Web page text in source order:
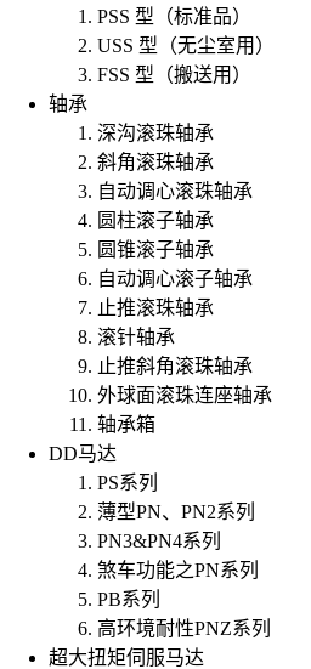
PSS 型（标准品）
USS 型（无尘室用）
FSS 型（搬送用）
轴承
深沟滚珠轴承
斜角滚珠轴承
自动调心滚珠轴承
圆柱滚子轴承
圆锥滚子轴承
自动调心滚子轴承
止推滚珠轴承
滚针轴承
止推斜角滚珠轴承
外球面滚珠连座轴承
轴承箱
DD马达
PS系列
薄型PN、PN2系列
PN3&PN4系列
煞车功能之PN系列
PB系列
高环境耐性PNZ系列
超大扭矩伺服马达